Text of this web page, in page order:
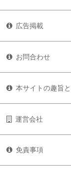
広告掲載
お問合わせ
本サイトの趣旨
運営会社
免責事項